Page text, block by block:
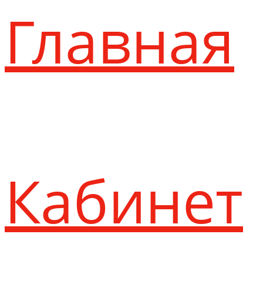
Главная
Кабинет